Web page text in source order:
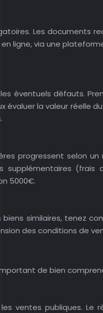
Les documents
ligne, via une
éventuels défauts.
la valeur réelle
progressent selon un
(frais
5000€.
similaires, tenez
des conditions de
de bien
ventes publiques.